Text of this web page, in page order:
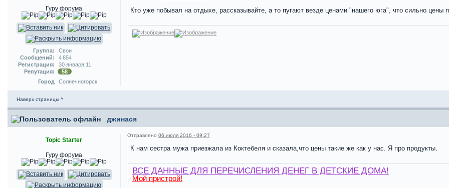
Гуру форума
Группа:
Свои
Сообщений:
4 654
Регистрация:
30 января 11
Репутация:
58
Город
Солнечногорск
Кто уже побывал на отдыхе, рассказывайте, а то пугают везде ценами "нашего юга", что сильно цены
Наверх страницы ^
джинася
Topic Starter
Гуру форума
Отправлено 06 июля 2016 - 09:27
К нам сестра мужа приезжала из Коктебеля и сказала,что цены такие же как у нас. Я про продукты.
ВСЕ ДАННЫЕ ДЛЯ ПЕРЕЧИСЛЕНИЯ ДЕНЕГ В ДЕТСКИЕ ДОМА!
Мой пристрой!